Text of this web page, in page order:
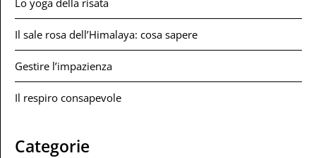
Il sale rosa dell’Himalaya: cosa sapere
Gestire l’impazienza
Il respiro consapevole
Categorie